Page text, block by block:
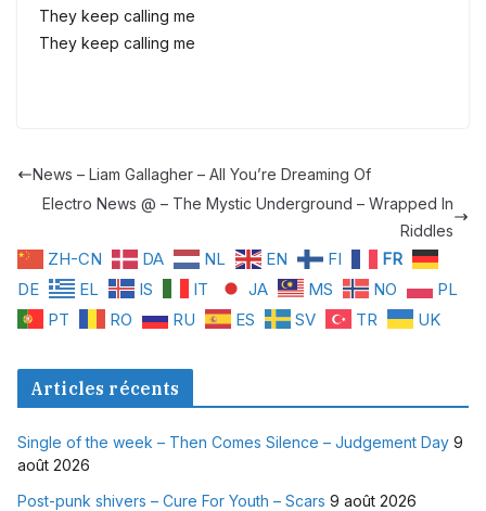
They keep calling me
They keep calling me
News – Liam Gallagher – All You’re Dreaming Of
Electro News @ – The Mystic Underground – Wrapped In
Riddles
ZH-CN DA NL EN FI
FR
DE
EL IS IT JA MS NO
PL
PT
RO RU ES SV TR UK
Articles récents
Single of the week – Then Comes Silence – Judgement Day 9
août 2026
Post-punk shivers – Cure For Youth – Scars 9 août 2026